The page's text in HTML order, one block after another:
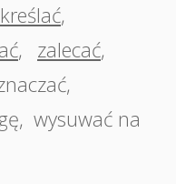
,
, zalecać,
,
, wysuwać na